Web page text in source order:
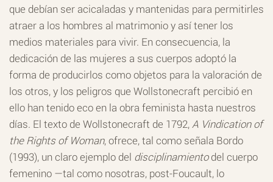
que debían ser acicaladas y mantenidas para permitirles
atraer a los hombres al matrimonio y así tener los
medios materiales para vivir. En consecuencia, la
dedicación de las mujeres a sus cuerpos adoptó la
forma de producirlos como objetos para la valoración de
los otros, y los peligros que Wollstonecraft percibió en
ello han tenido eco en la obra feminista hasta nuestros
días. El texto de Wollstonecraft de 1792,A Vindication of
the Rights of Woman, ofrece, tal como señala Bordo
(1993), un claro ejemplo del disciplinamientodel cuerpo
femenino —tal como nosotras, post-Foucault, lo